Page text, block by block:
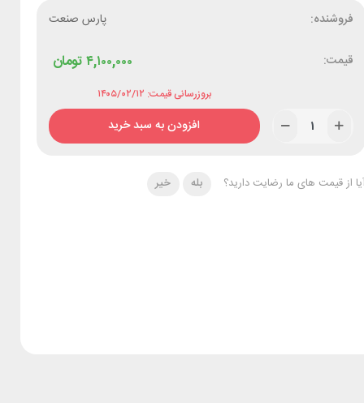
فروشنده: پارس صنعت
قیمت: تومان۴,۱۰۰,۰۰۰
بروزرسانی قیمت: ۱۴۰۵/۰۲/۱۲
افزودن به سبد خرید
از قیمت های ما رضایت دارید؟ بله خیر